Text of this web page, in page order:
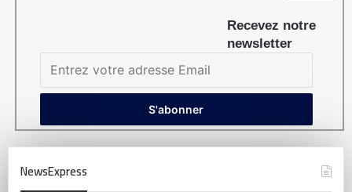
Recevez notre
newsletter
NewsExpress